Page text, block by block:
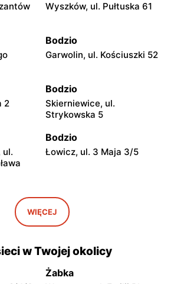
Wyszków, ul. Pułtuska 61
Bodzio
Garwolin, ul. Kościuszki 52
2
Bodzio
Skierniewice, ul.
Strykowska 5
ul.
Bodzio
Łowicz, ul. 3 Maja 3/5
Bodzio
Kozienice, ul. Warszawska
34
29
Bodzio
Ostrów Mazowiecka, ul.
Targowa 4
WIĘCEJ
w Twojej okolicy
Żabka